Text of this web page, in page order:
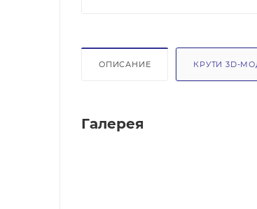
ОПИСАНИЕ КРУТИ 3D-
Галерея